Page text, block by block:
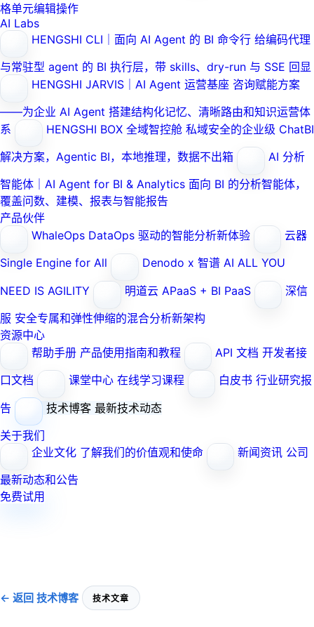
格单元编辑操作
AI Labs
HENGSHI CLI｜面向 AI Agent 的 BI 命令行 给编码代理
与常驻型 agent 的 BI 执行层，带 skills、dry-run 与 SSE 回显
HENGSHI JARVIS｜AI Agent 运营基座 咨询赋能方案
——为企业 AI Agent 搭建结构化记忆、清晰路由和知识运营体
系
HENGSHI BOX 全域智控舱 私域安全的企业级 ChatBI
解决方案，Agentic BI，本地推理，数据不出箱
AI 分析
智能体｜AI Agent for BI & Analytics 面向 BI 的分析智能体，
覆盖问数、建模、报表与智能报告
产品伙伴
WhaleOps DataOps 驱动的智能分析新体验
云器
Single Engine for All
Denodo x 智谱 AI ALL YOU
NEED IS AGILITY
明道云 APaaS + BI PaaS
深信
服 安全专属和弹性伸缩的混合分析新架构
资源中心
帮助手册 产品使用指南和教程 API 文档 开发者接
口文档
课堂中心 在线学习课程 白皮书 行业研究报
告
技术博客 最新技术动态
关于我们
企业文化 了解我们的价值观和使命 新闻资讯 公司
最新动态和公告
免费试用
← 返回 技术博客 技术文章